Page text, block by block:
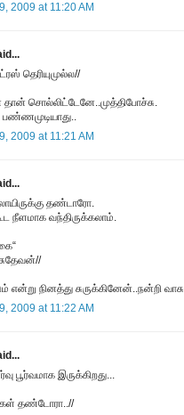
2009 at 11:20 AM
தெரியுமுல்ல//
தான் சொல்லிட்டேனே..முத்திபோச்சு.
2009 at 11:21 AM
தண்டாரோ.
நீளமாக வந்திருக்கலாம்.
என்று நினத்து சுருக்கினேன்..நன்றி வாசு
2009 at 11:22 AM
பூர்வமாக இருக்கிறது...
தண்டோரா..//